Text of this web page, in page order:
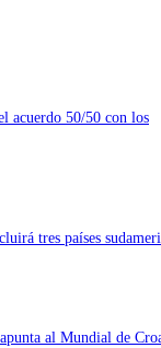
acuerdo 50/50 con los
tres países
al Mundial de